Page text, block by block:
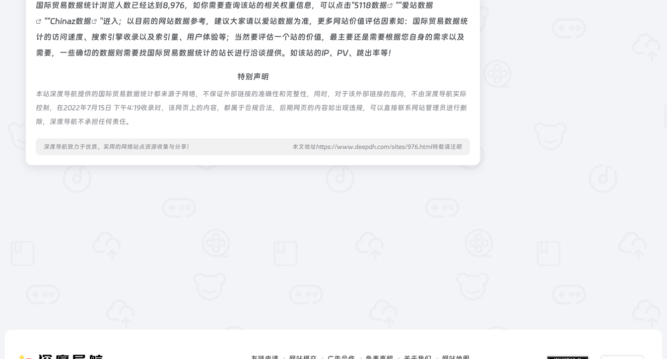
国际贸易数据统计浏览人数已经达到8,976，如你需要查询该站的相关权重信息，可以点击"5118数据 ""爱站数据
""Chinaz数据
"进入；以目前的网站数据参考，建议大家请以爱站数据为准，更多网站价值评估因素如：国际贸易数据统
计的访问速度、搜索引擎收录以及索引量、用户体验等；当然要评估一个站的价值，最主要还是需要根据您自身的需求以及
需要，一些确切的数据则需要找国际贸易数据统计的站长进行洽谈提供。如该站的IP、PV、跳出率等！
特别声明
本站深度导航提供的国际贸易数据统计都来源于网络，不保证外部链接的准确性和完整性，同时，对于该外部链接的指向，不由深度导航实际
控制，在2022年7月15日 下午4:19收录时，该网页上的内容，都属于合规合法，后期网页的内容如出现违规，可以直接联系网站管理员进行删
除，深度导航不承担任何责任。
深度导航致力于优质、实用的网络站点资源收集与分享！ 本文地址https://www.deepdh.com/sites/976.html转载请注明